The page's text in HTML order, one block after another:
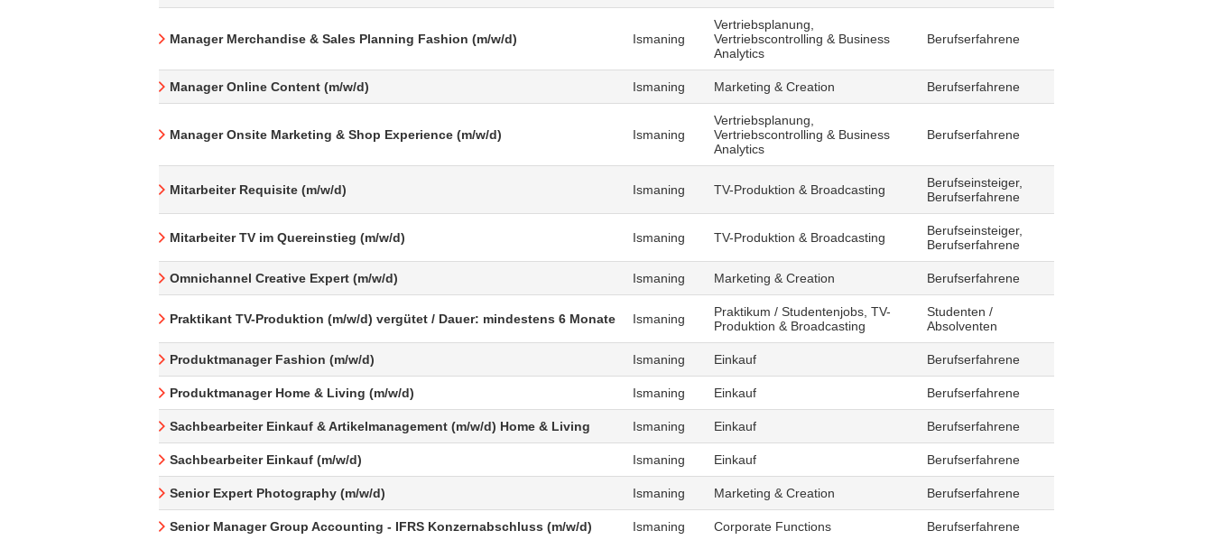
Manager Merchandise & Sales Planning Fashion (m/w/d) Ismaning
Vertriebsplanung,
Vertriebscontrolling & Business
Analytics
Berufserfahrene
Manager Online Content (m/w/d) Ismaning Marketing & Creation Berufserfahrene
Manager Onsite Marketing & Shop Experience (m/w/d) Ismaning
Vertriebsplanung,
Vertriebscontrolling & Business
Analytics
Berufserfahrene
Mitarbeiter Requisite (m/w/d) Ismaning TV-Produktion & Broadcasting
Berufseinsteiger,
Berufserfahrene
Mitarbeiter TV im Quereinstieg (m/w/d) Ismaning TV-Produktion & Broadcasting
Berufseinsteiger,
Berufserfahrene
Omnichannel Creative Expert (m/w/d) Ismaning Marketing & Creation Berufserfahrene
Praktikant TV-Produktion (m/w/d) vergütet / Dauer: mindestens 6 Monate Ismaning
Praktikum / Studentenjobs, TV-
Produktion & Broadcasting
Studenten /
Absolventen
Produktmanager Fashion (m/w/d) Ismaning Einkauf Berufserfahrene
Produktmanager Home & Living (m/w/d) Ismaning Einkauf Berufserfahrene
Sachbearbeiter Einkauf & Artikelmanagement (m/w/d) Home & Living Ismaning Einkauf Berufserfahrene
Sachbearbeiter Einkauf (m/w/d) Ismaning Einkauf Berufserfahrene
Senior Expert Photography (m/w/d) Ismaning Marketing & Creation Berufserfahrene
Senior Manager Group Accounting - IFRS Konzernabschluss (m/w/d) Ismaning Corporate Functions Berufserfahrene